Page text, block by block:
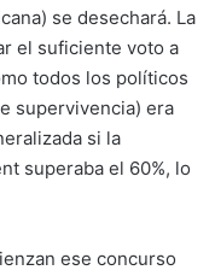
se desechará. La
el suficiente voto a
todos los políticos
supervivencia) era
si la
superaba el 60%, lo
ese concurso